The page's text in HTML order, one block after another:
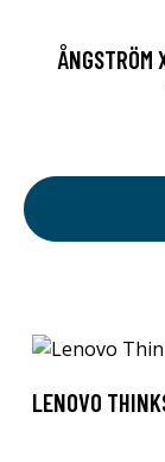
ÅNGSTRÖM
LENOVO